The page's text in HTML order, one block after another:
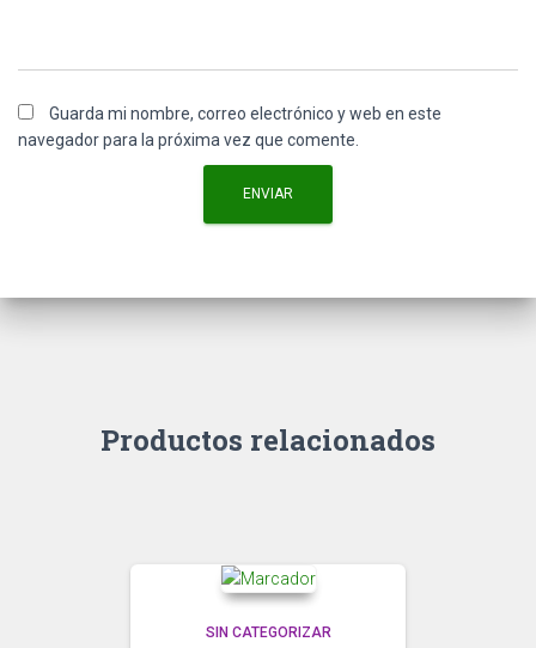
Guarda mi nombre, correo electrónico y web en este
navegador para la próxima vez que comente.
Productos relacionados
SIN CATEGORIZAR